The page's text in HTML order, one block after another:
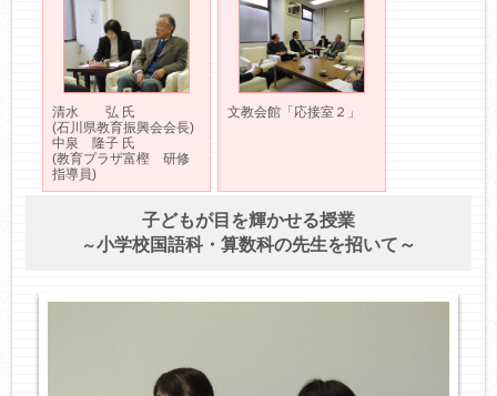
清水 弘 氏
(石川県教育振興会会長)
中泉 隆子 氏
(教育プラザ富樫 研修
指導員)
文教会館「応接室２」
子どもが目を輝かせる授業
～小学校国語科・算数科の先生を招いて～